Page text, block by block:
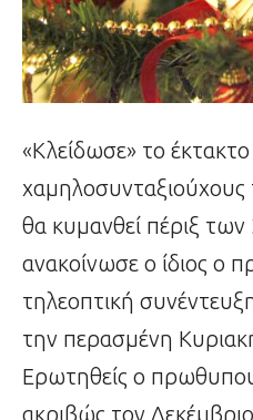
«Κλείδωσε» το
χαμηλοσυνταξιούχους
θα κυμανθεί πέριξ
ανακοίνωσε ο ίδιος ο
τηλεοπτική
την περασμένη
Ερωτηθείς ο
ακριβώς τον